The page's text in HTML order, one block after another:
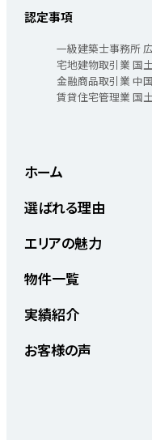
認定事項
一級建築士事務所
宅地建物取引業 国
金融商品取引業 中
賃貸住宅管理業 国
ホーム
選ばれる理由
エリアの魅力
物件一覧
実績紹介
お客様の声